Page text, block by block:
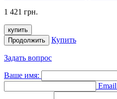
1 421 грн.
купить
Продолжить
Купить
Задать вопрос
Ваше имя:
Email